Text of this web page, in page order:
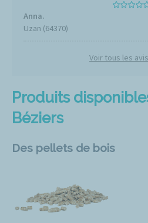
Produits
Béziers
Des pellets de bois
Anna.
Uzan (64370)
Voir tous les